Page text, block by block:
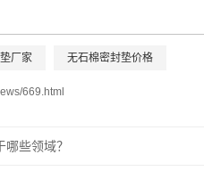
厂家 无石棉密封垫价格
669.html
些领域？